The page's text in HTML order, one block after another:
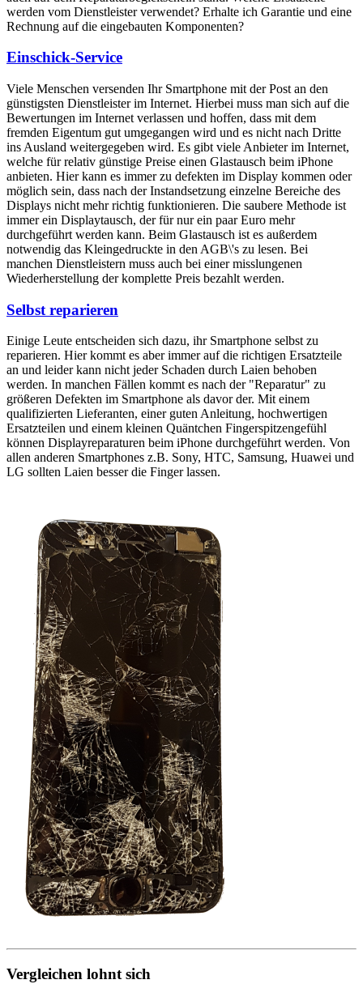
werden vom Dienstleister verwendet? Erhalte ich Garantie und eine
Rechnung auf die eingebauten Komponenten?
Einschick-Service
Viele Menschen versenden Ihr Smartphone mit der Post an den
günstigsten Dienstleister im Internet. Hierbei muss man sich auf die
Bewertungen im Internet verlassen und hoffen, dass mit dem
fremden Eigentum gut umgegangen wird und es nicht nach Dritte
ins Ausland weitergegeben wird. Es gibt viele Anbieter im Internet,
welche für relativ günstige Preise einen Glastausch beim iPhone
anbieten. Hier kann es immer zu defekten im Display kommen oder
möglich sein, dass nach der Instandsetzung einzelne Bereiche des
Displays nicht mehr richtig funktionieren. Die saubere Methode ist
immer ein Displaytausch, der für nur ein paar Euro mehr
durchgeführt werden kann. Beim Glastausch ist es außerdem
notwendig das Kleingedruckte in den AGB\'s zu lesen. Bei
manchen Dienstleistern muss auch bei einer misslungenen
Wiederherstellung der komplette Preis bezahlt werden.
Selbst reparieren
Einige Leute entscheiden sich dazu, ihr Smartphone selbst zu
reparieren. Hier kommt es aber immer auf die richtigen Ersatzteile
an und leider kann nicht jeder Schaden durch Laien behoben
werden. In manchen Fällen kommt es nach der "Reparatur" zu
größeren Defekten im Smartphone als davor der. Mit einem
qualifizierten Lieferanten, einer guten Anleitung, hochwertigen
Ersatzteilen und einem kleinen Quäntchen Fingerspitzengefühl
können Displayreparaturen beim iPhone durchgeführt werden. Von
allen anderen Smartphones z.B. Sony, HTC, Samsung, Huawei und
LG sollten Laien besser die Finger lassen.
Vergleichen lohnt sich